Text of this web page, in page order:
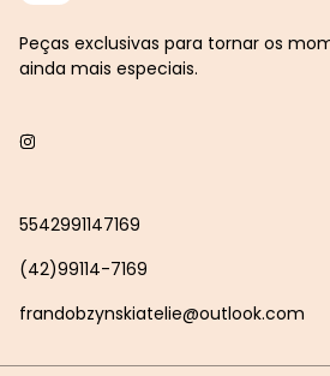
Peças exclusivas para tornar os
ainda mais especiais.
5542991147169
(42)99114-7169
frandobzynskiatelie@outlook.com